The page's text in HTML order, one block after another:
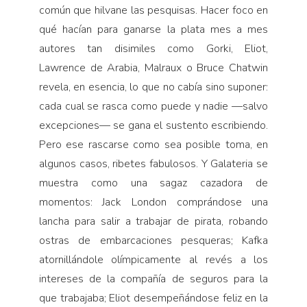
común que hilvane las pesquisas. Hacer foco en
qué hacían para ganarse la plata mes a mes
autores tan disimiles como Gorki, Eliot,
Lawrence de Arabia, Malraux o Bruce Chatwin
revela, en esencia, lo que no cabía sino suponer:
cada cual se rasca como puede y nadie —salvo
excepciones— se gana el sustento escribiendo.
Pero ese rascarse como sea posible toma, en
algunos casos, ribetes fabulosos. Y Galateria se
muestra como una sagaz cazadora de
momentos: Jack London comprándose una
lancha para salir a trabajar de pirata, robando
ostras de embarcaciones pesqueras; Kafka
atornillándole olímpicamente al revés a los
intereses de la compañía de seguros para la
que trabajaba; Eliot desempeñándose feliz en la